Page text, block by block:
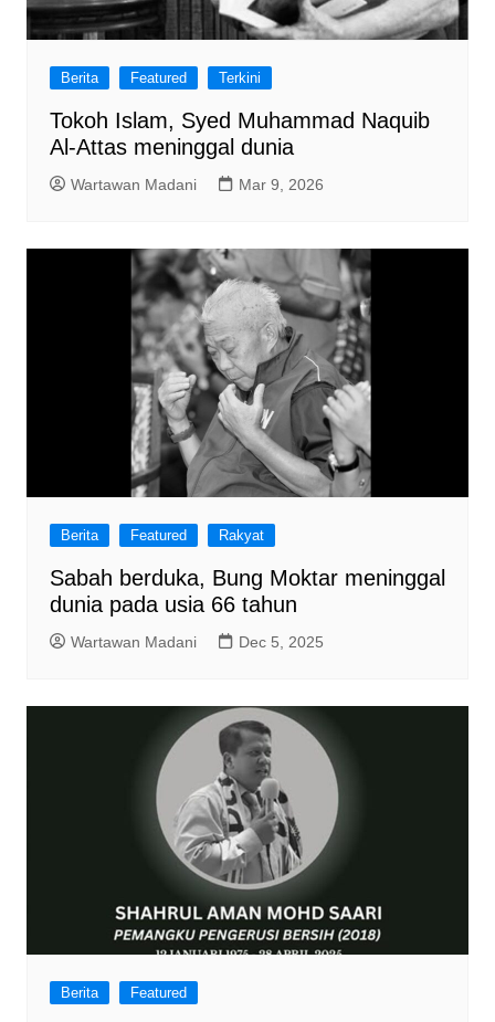
Berita Featured Terkini
Tokoh Islam, Syed Muhammad Naquib
Al-Attas meninggal dunia
Wartawan Madani Mar 9, 2026
Berita Featured Rakyat
Sabah berduka, Bung Moktar meninggal
dunia pada usia 66 tahun
Wartawan Madani Dec 5, 2025
Berita Featured